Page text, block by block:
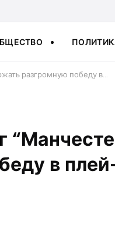
разгромную победу в…
в